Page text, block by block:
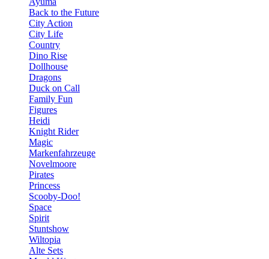
Back to the Future
City Action
City Life
Country
Dino Rise
Dollhouse
Dragons
Duck on Call
Family Fun
Figures
Heidi
Knight Rider
Magic
Markenfahrzeuge
Novelmoore
Pirates
Princess
Scooby-Doo!
Space
Spirit
Stuntshow
Wiltopia
Alte Sets